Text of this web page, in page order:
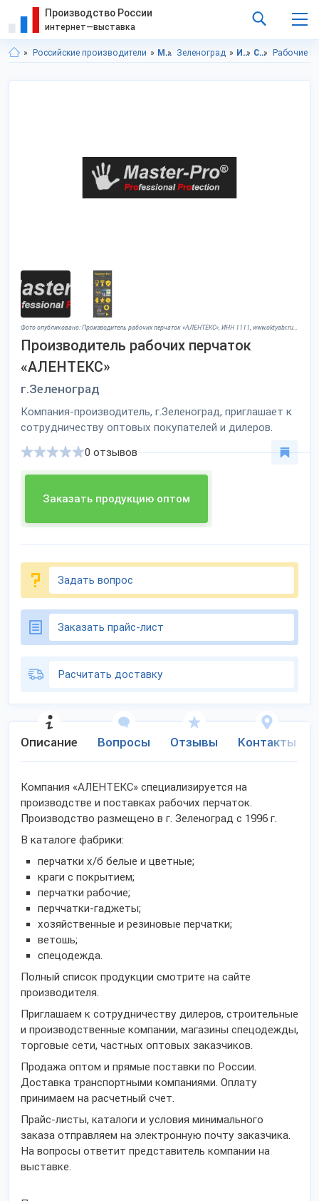
Производство России
интернет—выставка
Российские производители Московская область Зеленоград Инструменты Средства защиты Рабочие
Фото опубликовано: Производитель рабочих перчаток «АЛЕНТЕКС», ИНН 1111, www.oktyabr.ru ©
Производитель рабочих перчаток
«АЛЕНТЕКС»
г.Зеленоград
Компания-производитель, г.Зеленоград, приглашает к
сотрудничеству оптовых покупателей и дилеров.
Заказать продукцию оптом
0 отзывов
Задать вопрос
Заказать прайс-лист
Расчитать доставку
Описание Вопросы Отзывы Контакты
Компания «АЛЕНТЕКС» специализируется на
производстве и поставках рабочих перчаток.
Производство размещено в г. Зеленоград с 1996 г.
В каталоге фабрики:
перчатки х/б белые и цветные;
краги с покрытием;
перчатки рабочие;
перччатки-гаджеты;
хозяйственные и резиновые перчатки;
ветошь;
спецодежда.
Полный список продукции смотрите на сайте
производителя.
Приглашаем к сотрудничеству дилеров, строительные
и производственные компании, магазины спецодежды,
торговые сети, частных оптовых заказчиков.
Продажа оптом и прямые поставки по России.
Доставка транспортными компаниями. Оплату
принимаем на расчетный счет.
Прайс-листы, каталоги и условия минимального
заказа отправляем на электронную почту заказчика.
На вопросы ответит представитель компании на
выставке.